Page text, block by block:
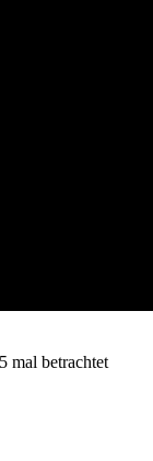
mal betrachtet